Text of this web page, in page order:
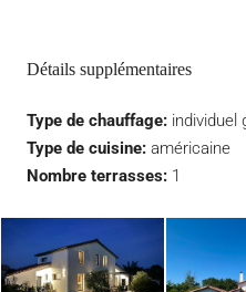
Détails supplémentaires
Type de chauffage: individuel
Type de cuisine: américaine
Nombre terrasses: 1